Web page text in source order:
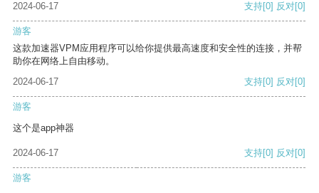
2024-06-17 支持[0] 反对[0]
游客
这款加速器VPM应用程序可以给你提供最高速度和安全性的连接，并帮
助你在网络上自由移动。
2024-06-17
支持[0] 反对[0]
游客
这个是app神器
2024-06-17 支持[0] 反对[0]
游客